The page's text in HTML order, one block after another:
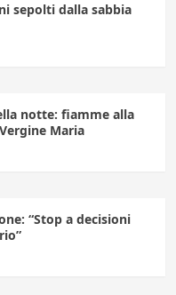
sepolti dalla sabbia
notte: fiamme alla
Maria
“Stop a decisioni